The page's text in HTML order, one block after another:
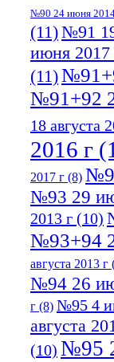
№90 24 июня
(11)№91
июня 2017
(11)
№91+92
18 августа
2016 г
2017 г (8)
№93 29
2013 г (10)
№93+94
августа 2013 г
№94 26
г (8) №95 4
августа
(10) №95